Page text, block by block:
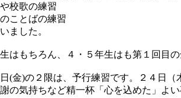
や校歌の練習
のことばの練習
ました。
はもちろん、４・５年生はも第１回目
(金)の２限は、予行練習です。２４日（
の気持ちなど精一杯「心を込めた」よ